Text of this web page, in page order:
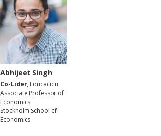
Abhijeet Singh
Co-Líder, Educación
Associate Professor of
Economics
Stockholm School of
Economics